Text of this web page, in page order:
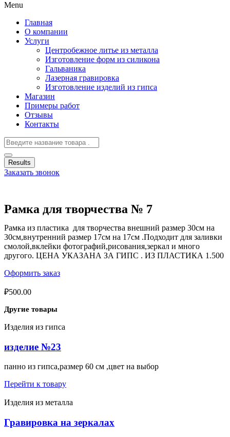
Menu
Главная
О компании
Услуги
Центробежное литье из металла
Изготовление форм из силикона
Гальваника
Лазерная гравировка
Изготовление изделий из гипса
Магазин
Примеры работ
Отзывы
Контакты
Results
Заказать звонок
Рамка для творчества № 7
Рамка из пластика для творчества внешний размер 30см на
30см,внутренний размер 17см на 17см .Подходит для заливки
смолой,вклейки фотографий,рисования,зеркал и много
другого. ЦЕНА УКАЗАНА ЗА ГИПС . ИЗ ПЛАСТИКА 1.500
Оформить заказ
₽500.00
Другие товары
Изделия из гипса
изделие №23
панно из гипса,размер 60 см ,цвет на выбор
Перейти к товару
Изделия из металла
Гравировка на зеркалах